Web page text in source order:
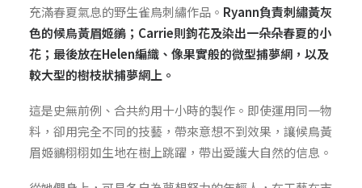
充滿春夏氣息的野生雀鳥刺繡作品。 Ryann負責刺繡黃灰
色的候鳥黃眉姬鶲；Carrie則鉤花及染出一朵朵春夏的小
花；最後放在Helen編織、像果實般的微型捕夢網，以及
較大型的樹枝狀捕夢網上。
這是史無前例、合共約用十小時的製作。即使運用同一物
料，卻用完全不同的技藝，帶來意想不到效果，讓候鳥黃
眉姬鶲栩栩如生地在樹上跳躍，帶出愛護大自然的信息。